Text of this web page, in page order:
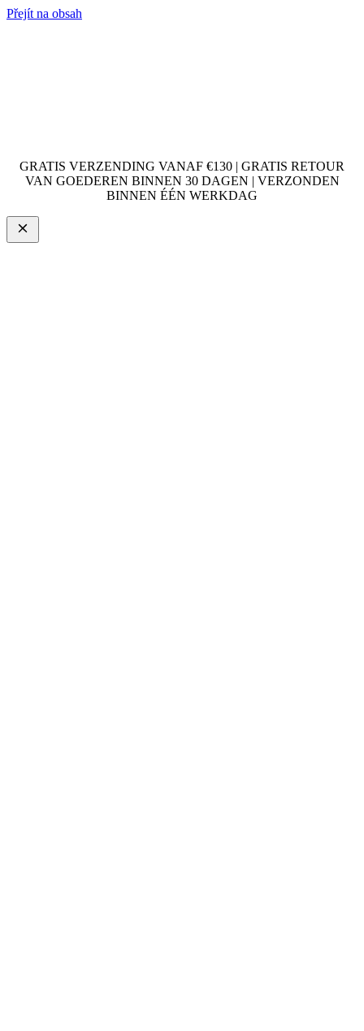
Přejít na obsah
GRATIS VERZENDING VANAF €130 | GRATIS RETOUR
VAN GOEDEREN BINNEN 30 DAGEN | VERZONDEN
BINNEN ÉÉN WERKDAG